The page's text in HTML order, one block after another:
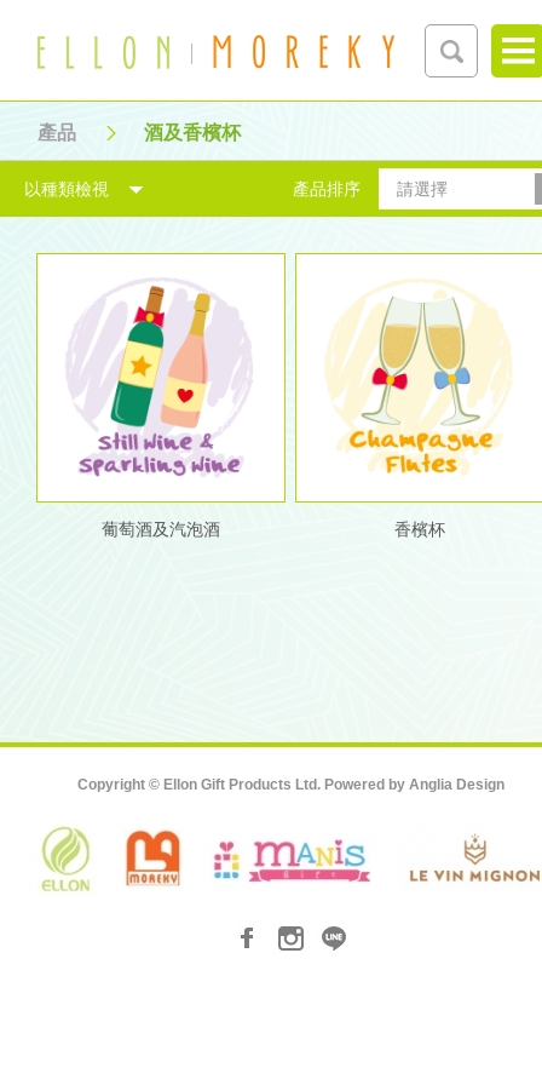
產品 酒及香檳杯
產品排序 請選擇
以種類檢視
葡萄酒及汽泡酒 香檳杯
Copyright © Ellon Gift Products Ltd. Powered by Anglia Design